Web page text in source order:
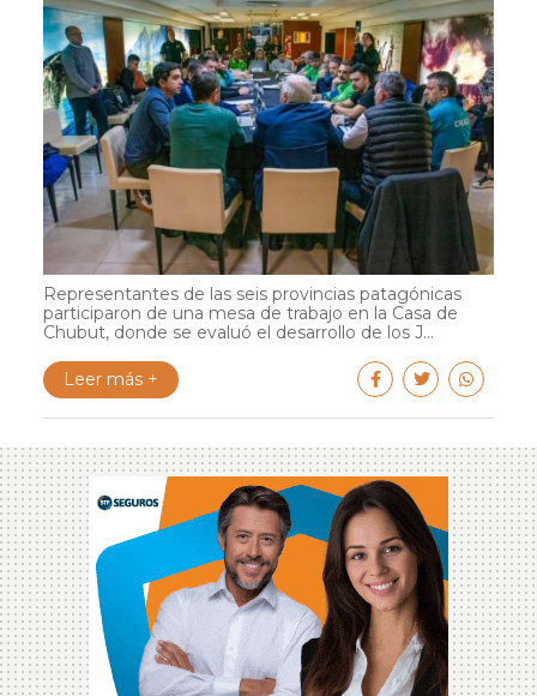
Representantes de las seis provincias patagónicas
participaron de una mesa de trabajo en la Casa de
Chubut, donde se evaluó el desarrollo de los J...
Leer más +